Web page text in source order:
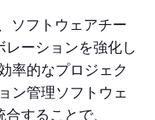
ソフトウェアチー
ーションを強化し
率的なプロジェク
ン管理ソフトウェ
することで、